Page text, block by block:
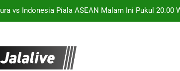
vs Indonesia Piala ASEAN Malam Ini Pukul 20.00
Dini Hari Ini Pukul 01.00 WIB Saksikan Streaming